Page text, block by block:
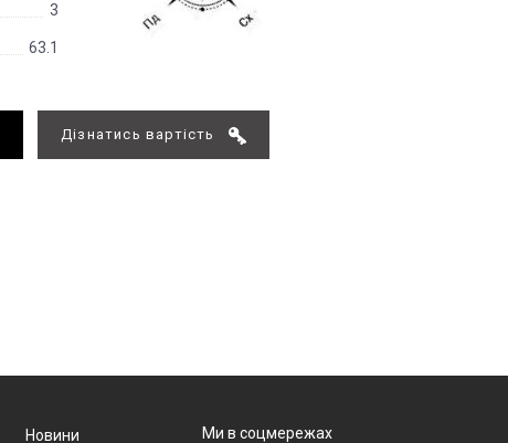
3
63.1
Дізнатись вартість
Новини Ми в соцмережах